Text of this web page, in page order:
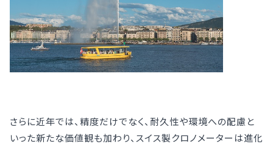
さらに近年では、精度だけでなく、耐久性や環境への配慮と
いった新たな価値観も加わり、スイス製クロノメーターは進化